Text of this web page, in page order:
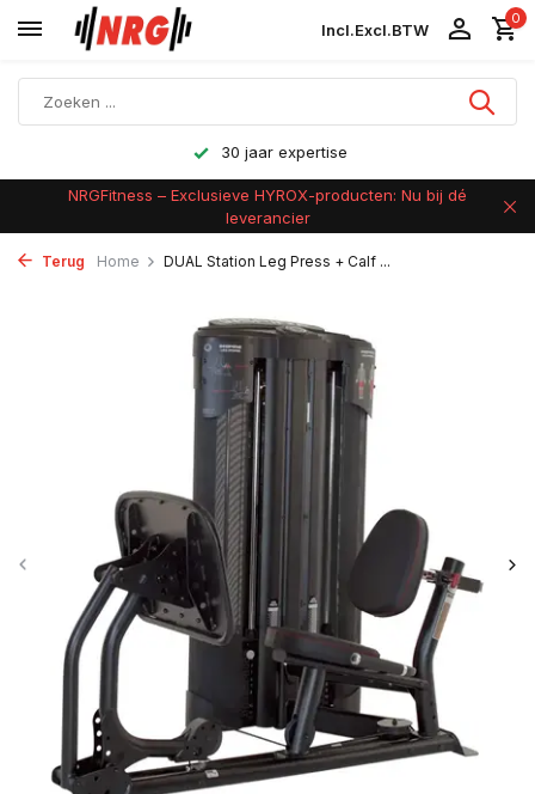
Incl.Excl.BTW
0
Achteraf betalen
NRGFitness – Exclusieve HYROX-producten: Nu bij dé
leverancier
Terug Home DUAL Station Leg Press + Calf ...